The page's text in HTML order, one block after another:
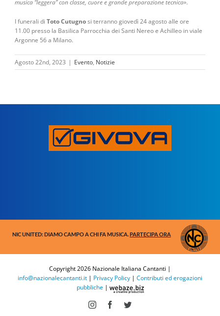
musica “leggera” con classe, cuore e grande preparazione tecnica».
I funerali di Toto Cutugnosi terranno giovedì 24 agosto alle ore
11.00 presso la Basilica Parrocchia dei Santi Nereo e Achilleo in viale
Argonne 56 a Milano.
Agosto 22nd, 2023 | Evento, Notizie
NIC UNITED: DIAMO CAMPO A CHI FA MUSICA.PARTECIPA ORA
Copyright2026 Nazionale Italiana Cantanti |
info@nazionalecantanti.it | Privacy Policy | Contributi ed erogazioni
pubbliche|
InstagramFacebookTwitter